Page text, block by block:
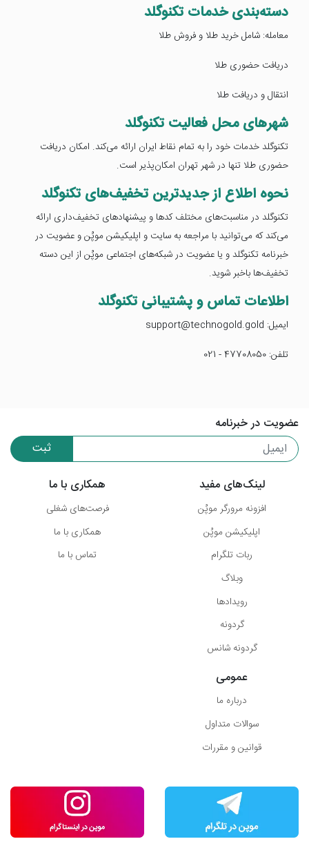
دسته‌بندی خدمات تکنوگلد
معامله:‌ شامل خرید طلا و فروش طلا
دریافت حضوری طلا
انتقال و دریافت طلا
شهرهای محل فعالیت تکنوگلد
تکنوگلد خدمات خود را به تمام نقاط ایران ارائه می‌کند. امکان دریافت
حضوری طلا تنها در شهر تهران امکان‌پذیر است.
نحوه اطلاع از جدیدترین تخفیف‌های تکنوگلد
تکنوگلد در مناسبت‌های مختلف کدها و پیشنهادهای تخفیف‌داری ارائه
می‌کند که می‌توانید با مراجعه به سایت و اپلیکیشن موپُن و عضویت در
خبرنامه تکنوگلد و یا عضویت در شبکه‌های اجتماعی موپُن از این دسته
تخفیف‌ها باخبر شوید.
اطلاعات تماس و پشتیبانی تکنوگلد
ایمیل: support@technogold.gold
تلفن: 47708050 - 021
عضویت در خبرنامه
ثبت
لینک‌های مفید
افزونه مرورگر موپُن
اپلیکیشن موپُن
ربات تلگرام
وبلاگ
رویدادها
گردونه
گردونه شانس
همکاری با ما
فرصت‌های شغلی
همکاری با ما
تماس با ما
عمومی
درباره ما
سوالات متداول
قوانین و مقررات